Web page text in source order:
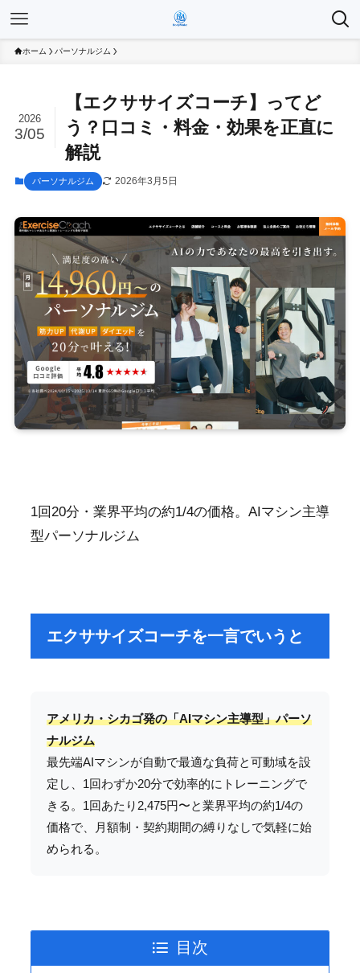
ホーム パーソナルジム
【エクササイズコーチ】ってど
う？口コミ・料金・効果を正直に
解説
2026
3/05
パーソナルジム 2026年3月5日
1回20分・業界平均の約1/4の価格。AIマシン主導
型パーソナルジム
エクササイズコーチを一言でいうと
アメリカ・シカゴ発の「AIマシン主導型」パーソ
ナルジム
最先端AIマシンが自動で最適な負荷と可動域を設
定し、1回わずか20分で効率的にトレーニングで
きる。1回あたり2,475円〜と業界平均の約1/4の
価格で、月額制・契約期間の縛りなしで気軽に始
められる。
目次